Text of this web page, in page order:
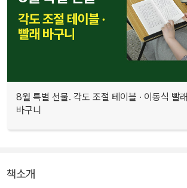
8월 특별 선물. 각도 조절 테이블 · 이동식 빨래
바구니
책소개